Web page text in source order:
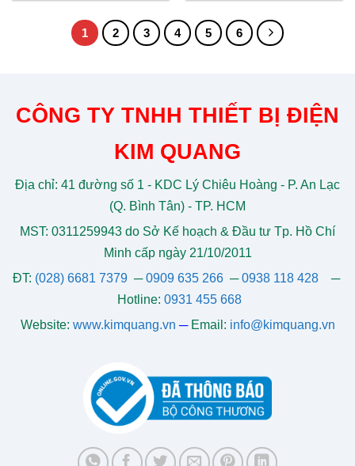
1 2 3 4 5 6
CÔNG TY TNHH THIẾT BỊ ĐIỆN
KIM QUANG
Địa chỉ: 41 đường số 1 - KDC Lý Chiêu Hoàng - P. An Lạc
(Q. Bình Tân) - TP. HCM
MST: 0311259943 do Sở Kế hoạch & Đầu tư Tp. Hồ Chí
Minh cấp ngày 21/10/2011
ĐT: (028) 6681 7379 ─0909 635 266─0938 118 428─
Hotline: 0931 455 668
Website: www.kimquang.vn ─ Email: info@kimquang.vn